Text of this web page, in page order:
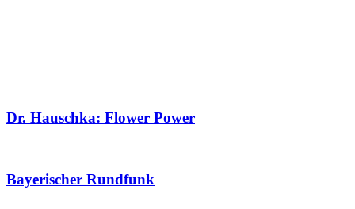
Dr. Hauschka: Flower Power
Bayerischer Rundfunk